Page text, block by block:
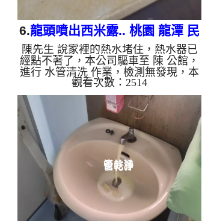
6.龍頭噴出西米露.. 桃園 龍潭 民
治一街 洗水管
陳先生 說家裡的熱水堵住，熱水器已
經點不著了，本公司驅車至 陳 公館，
進行 水管清洗 作業，檢測無發現，本
公司裝設 高周波水管清洗機，灌入 檸
檬酸 至水管，等了約15分，開啟 水管
清洗機 ，啟動 螺旋波 模式，一開始就
流出髒水，還掉出一顆顆異物，髒水顏
色變咖啡色，就像西米露，兩個多小時
後，出水變乾淨熱水出水恢復正常。
如是自來水，如水管老化，會產生鐵鏽
跟泥沙堆積，洗出來的水就會是咖啡
色，地下水含有氧化錳，管壁上會結成
黑色管垢，洗出來的水會跟石油一樣
黑，有些洗出綠色的水，是因為裡面有
銅的物質...
觀看次數：2514